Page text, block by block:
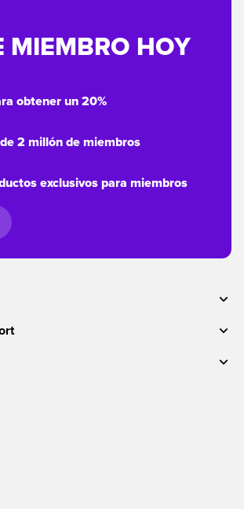
MIEMBRO HOY
obtener un 20%
2 millón de miembros
exclusivos para miembros